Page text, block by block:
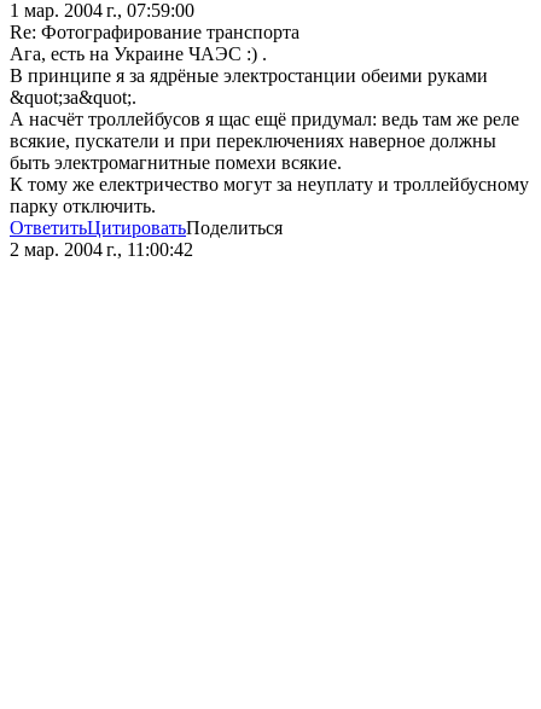
1 мар. 2004 г., 07:59:00
Re: Фотографирование транспорта
Ага, есть на Украине ЧАЭС :) .
В принципе я за ядрёные электростанции обеими руками
&quot;за&quot;.
А насчёт троллейбусов я щас ещё придумал: ведь там же реле
всякие, пускатели и при переключениях наверное должны
быть электромагнитные помехи всякие.
К тому же електричество могут за неуплату и троллейбусному
парку отключить.
ОтветитьЦитироватьПоделиться
2 мар. 2004 г., 11:00:42